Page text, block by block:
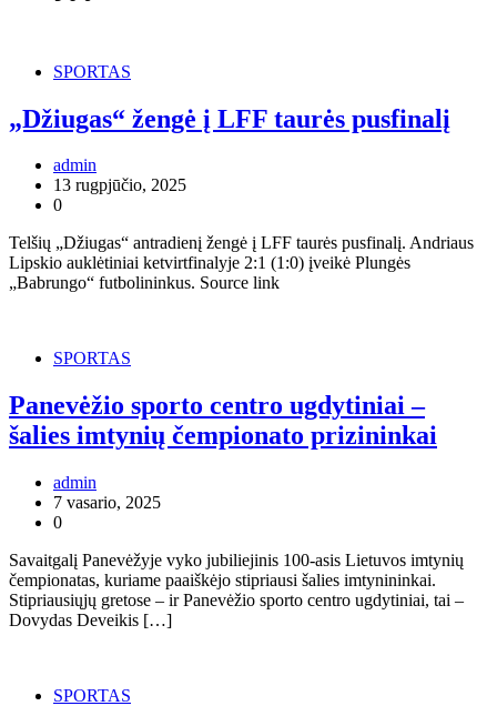
SPORTAS
„Džiugas“ žengė į LFF taurės pusfinalį
admin
13 rugpjūčio, 2025
0
Telšių „Džiugas“ antradienį žengė į LFF taurės pusfinalį. Andriaus
Lipskio auklėtiniai ketvirtfinalyje 2:1 (1:0) įveikė Plungės
„Babrungo“ futbolininkus. Source link
SPORTAS
Panevėžio sporto centro ugdytiniai –
šalies imtynių čempionato prizininkai
admin
7 vasario, 2025
0
Savaitgalį Panevėžyje vyko jubiliejinis 100-asis Lietuvos imtynių
čempionatas, kuriame paaiškėjo stipriausi šalies imtynininkai.
Stipriausiųjų gretose – ir Panevėžio sporto centro ugdytiniai, tai –
Dovydas Deveikis […]
SPORTAS